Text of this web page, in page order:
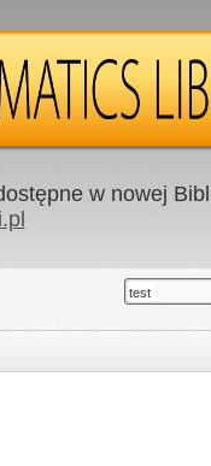
w nowej
test